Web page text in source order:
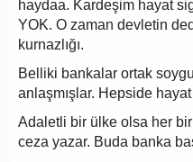
haydaa. Kardeşim hayat
YOK. O zaman devletin
kurnazlığı.
Belliki bankalar ortak
anlaşmışlar. Hepside
Adaletli bir ülke olsa her
ceza yazar. Buda banka